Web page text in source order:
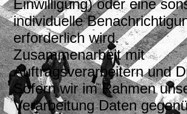
Einwilligung) oder eine
individuelle
erforderlich wird.
Zusammenarbeit mit
Auftragsverarbeitern und
Sofern wir im Rahmen
Verarbeitung Daten